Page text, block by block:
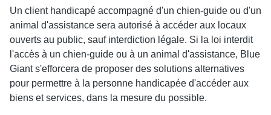
Un client handicapé accompagné d'un chien-guide ou d'un
animal d'assistance sera autorisé à accéder aux locaux
ouverts au public, sauf interdiction légale. Si la loi interdit
l'accès à un chien-guide ou à un animal d'assistance, Blue
Giant s'efforcera de proposer des solutions alternatives
pour permettre à la personne handicapée d'accéder aux
biens et services, dans la mesure du possible.